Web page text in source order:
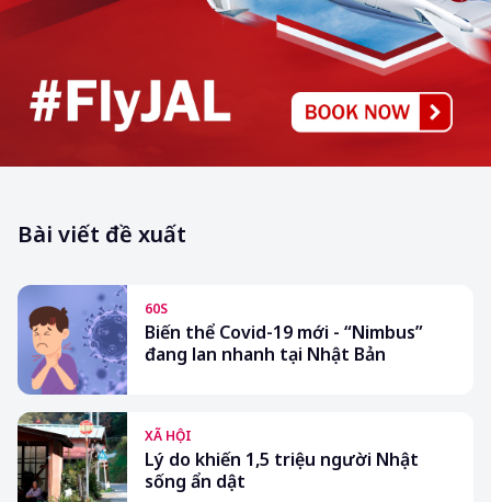
Bài viết đề xuất
60S
Biến thể Covid-19 mới - “Nimbus”
đang lan nhanh tại Nhật Bản
XÃ HỘI
Lý do khiến 1,5 triệu người Nhật
sống ẩn dật